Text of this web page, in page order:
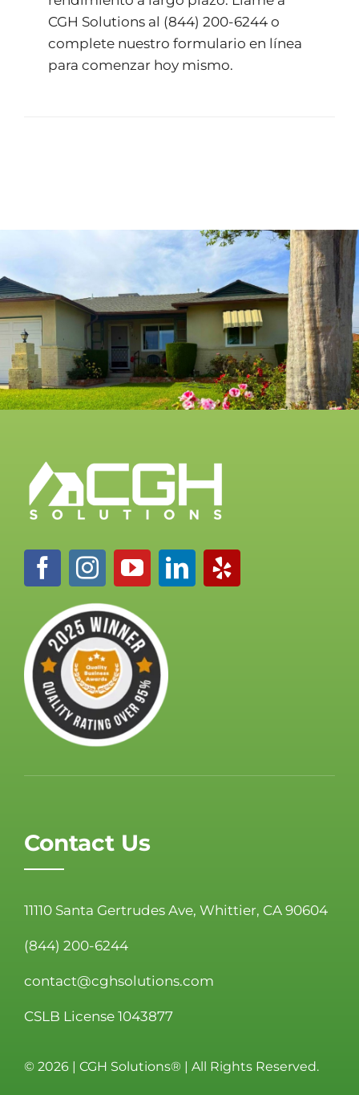
CGH Solutions al (844) 200-6244o
complete nuestro formulario en línea
para comenzar hoy mismo.
Contact Us
11110 Santa Gertrudes Ave, Whittier, CA 90604
(844) 200-6244
contact@cghsolutions.com
CSLB License 1043877
© 2026 | CGH Solutions® | All Rights Reserved.